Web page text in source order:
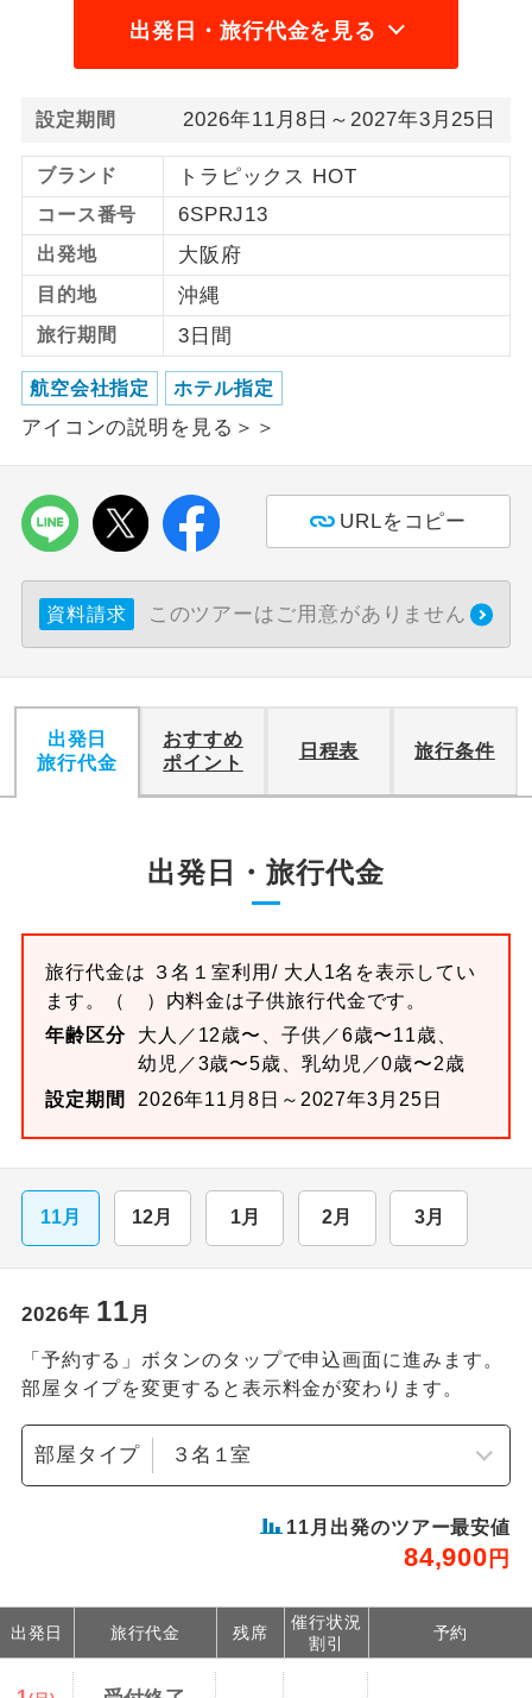
出発日・旅行代金を見る
設定期間 2026年11月8日～2027年3月25日
ブランド トラピックス HOT
コース番号 6SPRJ13
出発地 大阪府
目的地 沖縄
旅行期間 3日間
航空会社指定 ホテル指定
アイコンの説明を見る＞＞
URLをコピー
資料請求 このツアーはご用意がありません
出発日
旅行代金
おすすめ
ポイント
日程表 旅行条件
出発日・旅行代金
旅行代金は ３名１室利用/ 大人1名を表示してい
ます。
（ ）内料金は子供旅行代金です。
年齢区分
大人／12歳〜、子供／6歳〜11歳、
幼児／3歳〜5歳、乳幼児／0歳〜2歳
設定期間
2026年11月8日～2027年3月25日
11月 12月 1月 2月 3月
2026年 11月
「予約する」ボタンのタップで申込画面に進みます。
部屋タイプを変更すると表示料金が変わります。
部屋タイプ
11 月出発のツアー最安値
84,900 円
出発日 旅行代金 残席
催行状況
割引
予約
す。
ご参加にあたり年齢に制限があるコース
航空会社指定
画にとても便利です。
ホテル指定
ご紹介するホテルを指定したコースで
す。
おひとり様バ
ス2席利用
おひとり様でバス席を2席利⽤できま
す。